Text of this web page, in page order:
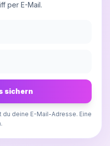
per E-Mail.
sichern
deine E-Mail-Adresse. Eine